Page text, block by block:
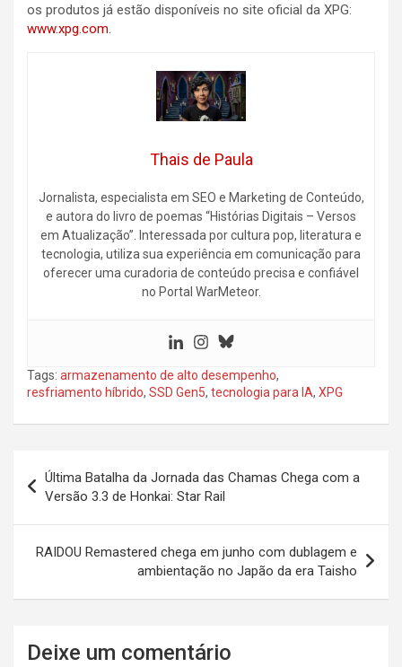
os produtos já estão disponíveis no site oficial da XPG:
www.xpg.com.
Thais de Paula
Jornalista, especialista em SEO e Marketing de Conteúdo,
e autora do livro de poemas “Histórias Digitais – Versos
em Atualização”. Interessada por cultura pop, literatura e
tecnologia, utiliza sua experiência em comunicação para
oferecer uma curadoria de conteúdo precisa e confiável
no Portal WarMeteor.
Tags: armazenamento de alto desempenho,
resfriamento híbrido, SSD Gen5, tecnologia para IA, XPG
Navegação
de
Post
Última Batalha da Jornada das Chamas Chega com a
Versão 3.3 de Honkai: Star Rail
RAIDOU Remastered chega em junho com dublagem e
ambientação no Japão da era Taisho
Deixe um comentário